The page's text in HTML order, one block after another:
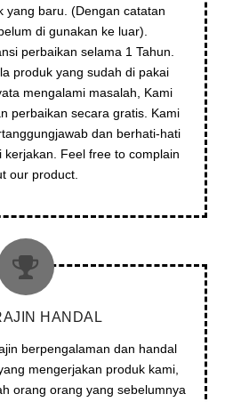
yang baru. (Dengan catatan
di gunakan ke luar).
perbaikan selama 1 Tahun.
produk yang sudah di pakai
mengalami masalah, Kami
perbaikan secara gratis. Kami
dan berhati-hati
Feel free to complain
our product.
HANDAL
berpengalaman dan handal
mengerjakan produk kami,
orang orang yang sebelumnya